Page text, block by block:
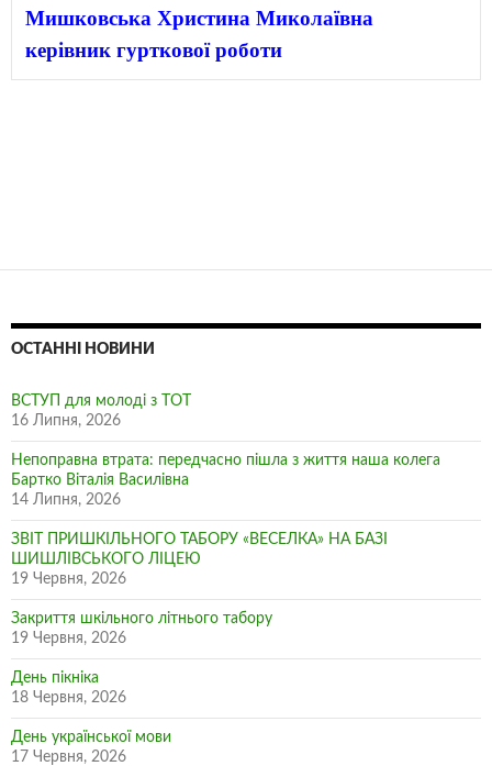
Мишковська Христина Миколаївна
ОСТАННІ НОВИНИ
ВСТУП для молоді з ТОТ
16 Липня, 2026
Непоправна втрата: передчасно пішла з життя наша колега
Бартко Віталія Василівна
14 Липня, 2026
ЗВІТ ПРИШКІЛЬНОГО ТАБОРУ «ВЕСЕЛКА» НА БАЗІ
ШИШЛІВСЬКОГО ЛІЦЕЮ
19 Червня, 2026
Закриття шкільного літнього табору
19 Червня, 2026
День пікніка
18 Червня, 2026
День української мови
17 Червня, 2026